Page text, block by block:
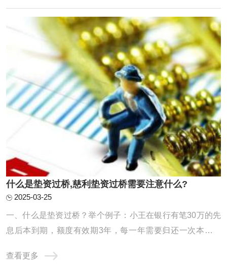
他共同债务人。共同债务：在某些情况下，个人债务可能转
化为共同债务。例如，根据《中华人民共和国 ...
什么是垫资过桥,慈利垫资过桥需要注意什么?
2025-03-25
一、什么是垫资过桥？举个例子：小王在银行有笔30万的先
息后本到期，额度有效期3年，每一年需要归还一次本金，
了20万，把30万还掉，第二天又从银行提款出来，还掉垫资
查看更多